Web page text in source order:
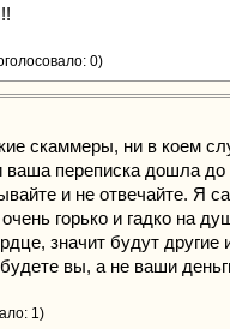
0)
скаммеры, ни в коем
ваша переписка дошла
и не отвечайте. Я
горько и гадко на
значит будут другие
вы, а не ваши
1)